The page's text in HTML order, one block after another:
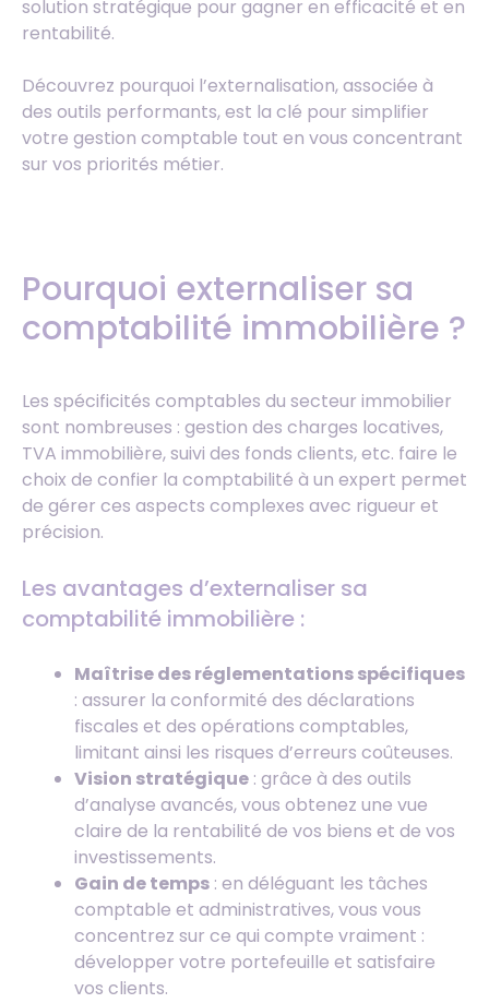
solution stratégique pour gagner en efficacité et en
rentabilité.
Découvrez pourquoi l’externalisation, associée à
des outils performants, est la clé pour simplifier
votre gestion comptable tout en vous concentrant
sur vos priorités métier.
Pourquoi externaliser sa
comptabilité immobilière ?
Les spécificités comptables du secteur immobilier
sont nombreuses : gestion des charges locatives,
TVA immobilière, suivi des fonds clients, etc. faire le
choix de confier la comptabilité à un expert permet
de gérer ces aspects complexes avec rigueur et
précision.
Les avantages d’externaliser sa
comptabilité immobilière :
Maîtrise des réglementations spécifiques
: assurer la conformité des déclarations
fiscales et des opérations comptables,
limitant ainsi les risques d’erreurs coûteuses.
Vision stratégique : grâce à des outils
d’analyse avancés, vous obtenez une vue
claire de la rentabilité de vos biens et de vos
investissements.
Gain de temps : en déléguant les tâches
comptable et administratives, vous vous
concentrez sur ce qui compte vraiment :
développer votre portefeuille et satisfaire
vos clients.